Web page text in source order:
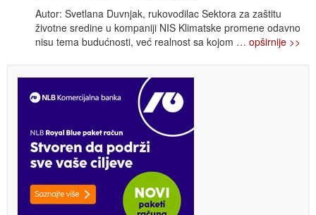
Autor: Svetlana Duvnjak, rukovodilac Sektora za zaštitu
životne sredine u kompaniji NIS Klimatske promene odavno
nisu tema budućnosti, već realnost sa kojom … opširnije >>